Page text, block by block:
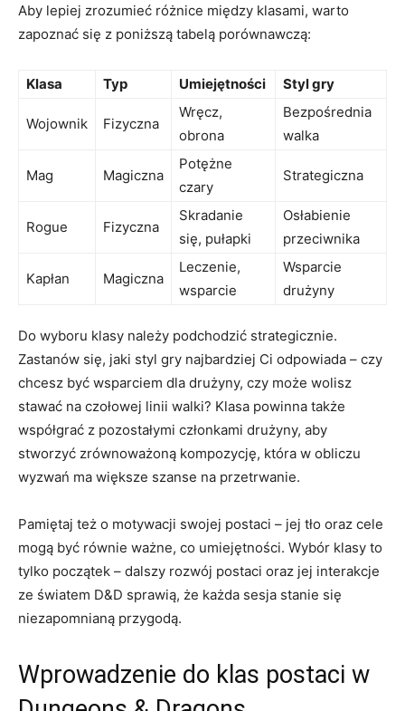
Aby lepiej zrozumieć różnice między klasami, warto
zapoznać się z poniższą tabelą porównawczą:
Klasa Typ Umiejętności Styl gry
Wojownik Fizyczna
Wręcz,
obrona
Bezpośrednia
walka
Mag Magiczna
Potężne
czary
Strategiczna
Rogue Fizyczna
Skradanie
się, pułapki
Osłabienie
przeciwnika
Kapłan Magiczna
Leczenie,
wsparcie
Wsparcie
drużyny
Do wyboru klasy należy podchodzić strategicznie.
Zastanów się, jaki styl gry najbardziej Ci odpowiada – czy
chcesz być wsparciem dla drużyny, czy może wolisz
stawać na czołowej linii walki? Klasa powinna także
współgrać z pozostałymi członkami drużyny, aby
stworzyć zrównoważoną kompozycję, która w obliczu
wyzwań ma większe szanse na przetrwanie.
Pamiętaj też o motywacji swojej postaci – jej tło oraz cele
mogą być równie ważne, co umiejętności. Wybór klasy to
tylko początek – dalszy rozwój postaci oraz jej interakcje
ze światem D&D sprawią, że każda sesja stanie się
niezapomnianą przygodą.
Wprowadzenie do klas postaci w